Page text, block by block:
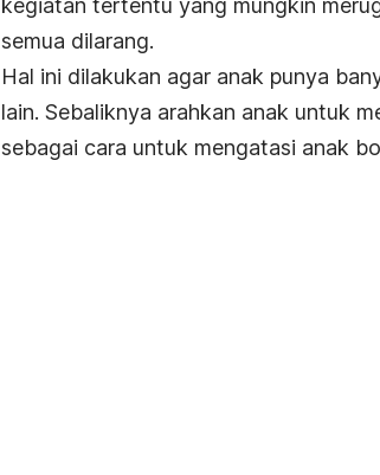
kegiatan tertentu yang mungkin
semua dilarang.
Hal ini dilakukan agar anak punya
lain. Sebaliknya arahkan anak untuk
sebagai cara untuk mengatasi anak